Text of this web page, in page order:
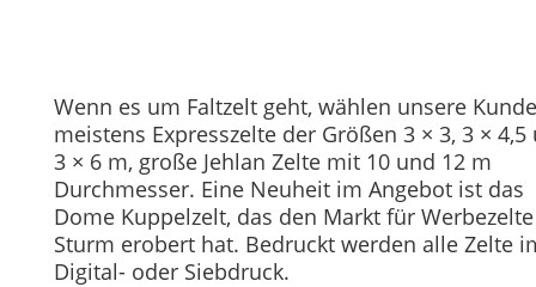
Wenn es um Faltzelt geht, wählen unsere
meistens Expresszelte der Größen 3 × 3, 3 × 4,5
3 × 6 m, große Jehlan Zelte mit 10 und 12 m
Durchmesser. Eine Neuheit im Angebot ist das
Dome Kuppelzelt, das den Markt für
Sturm erobert hat. Bedruckt werden alle Zelte
Digital- oder Siebdruck.